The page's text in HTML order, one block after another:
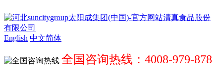
English 中文简体
全国咨询热线：4008-979-878